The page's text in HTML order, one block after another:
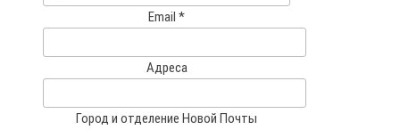
t
e
d
Email *
Адреса
Город и отделение Новой Почты